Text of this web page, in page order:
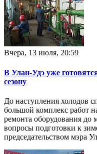
Вчера, 13 июля, 20:59
В Улан-Удэ уже
сезону
До наступления холодов
большой комплекс работ
ремонта оборудования
вопросы подготовки к
председательством мэра